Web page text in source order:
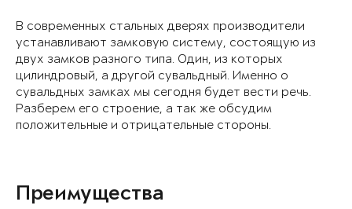
В современных стальных дверях производители
устанавливают замковую систему, состоящую из
двух замков разного типа. Один, из которых
цилиндровый, а другой сувальдный. Именно о
сувальдных замках мы сегодня будет вести речь.
Разберем его строение, а так же обсудим
положительные и отрицательные стороны.
Преимущества